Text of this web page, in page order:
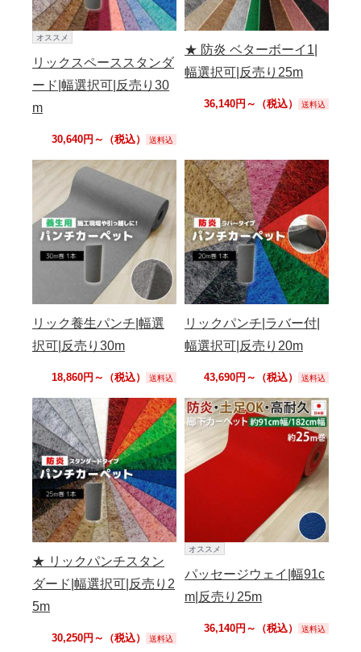
オススメ
リックスペーススタンダ
ード|幅選択可|反売り30
m
30,640円～（税込） 送料込
★ 防炎 ベターボーイ1|
幅選択可|反売り25m
36,140円～（税込） 送料込
リック養生パンチ|幅選
択可|反売り30m
18,860円～（税込） 送料込
リックパンチ|ラバー付|
幅選択可|反売り20m
43,690円～（税込） 送料込
★ リックパンチスタン
ダード|幅選択可|反売り2
5m
30,250円～（税込） 送料込
オススメ
パッセージウェイ|幅91c
m|反売り25m
36,140円～（税込） 送料込